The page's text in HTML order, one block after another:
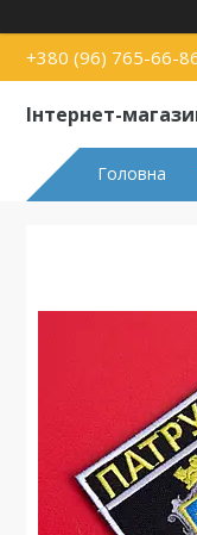
+380 (96) 765-66-
Інтернет-
Головна